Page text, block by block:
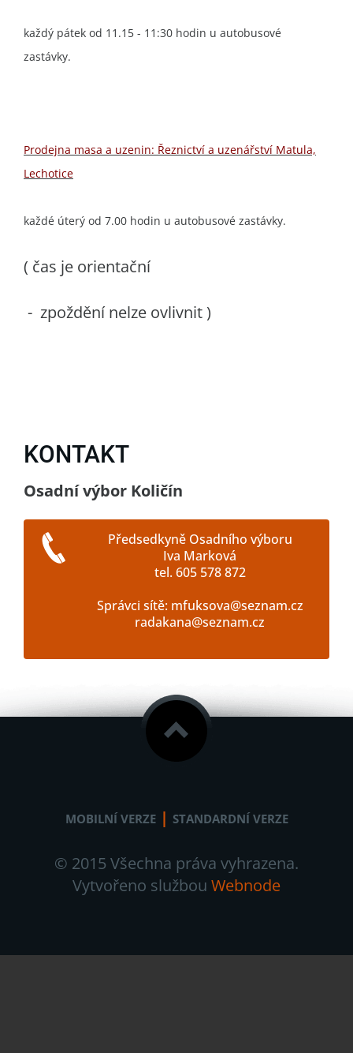
každý pátek od 11.15 - 11:30 hodin u autobusové
zastávky.
Prodejna masa a uzenin: Řeznictví a uzenářství Matula,
Lechotice
každé úterý od 7.00 hodin u autobusové zastávky.
( čas je orientační
- zpoždění nelze ovlivnit )
KONTAKT
Osadní výbor Količín
Předsedkyně Osadního výboru
Iva Marková
tel. 605 578 872
Správci sítě: mfuksova@seznam.cz
radakana@seznam.cz
MOBILNÍ VERZE | STANDARDNÍ VERZE
© 2015 Všechna práva vyhrazena.
Vytvořeno službou Webnode